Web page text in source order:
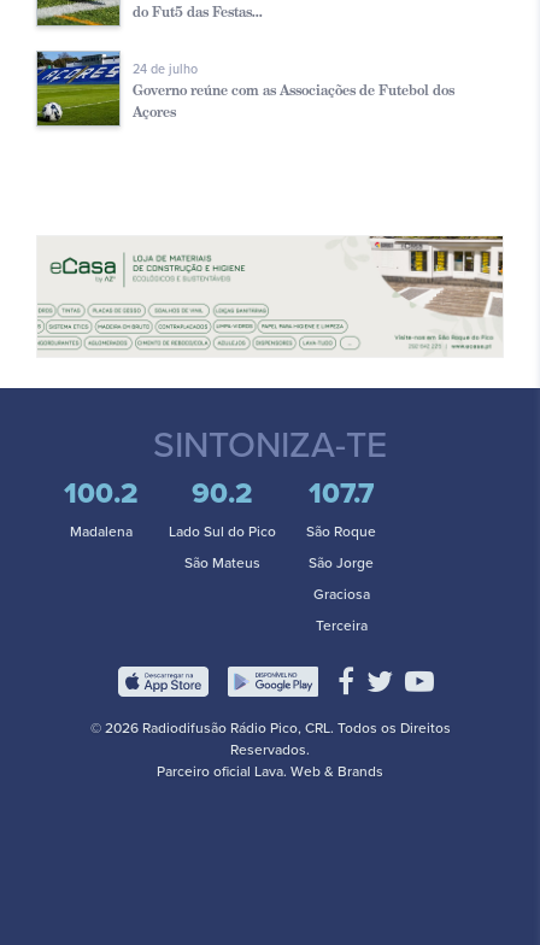
do Fut5 das Festas...
24 de julho
Governo reúne com as Associações de Futebol dos
Açores
SINTONIZA-TE
100.2
Madalena
90.2
Lado Sul do Pico
São Mateus
107.7
São Roque
São Jorge
Graciosa
Terceira
© 2026 Radiodifusão Rádio Pico, CRL. Todos os Direitos
Reservados.
Parceiro oficial Lava. Web & Brands